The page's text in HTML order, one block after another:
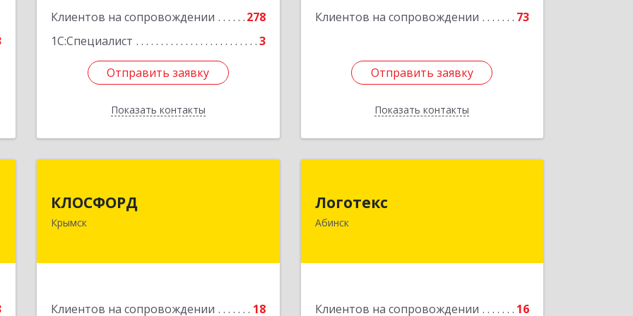
Клиентов на сопровождении
278
1С:Специалист
3
Отправить заявку
Показать контакты
Подробнее
Отправить заявку
Назад
Клиентов на сопровождении 73
Отправить заявку
Показать контакты
Отправить заявку
Назад
КЛОСФОРД
Крымск
Клиентов на сопровождении 18
353380, Краснодарский край,
Логотекс
Абинск
Клиентов на сопровождении 16
Абинский р-н, Абинск г, Парижской